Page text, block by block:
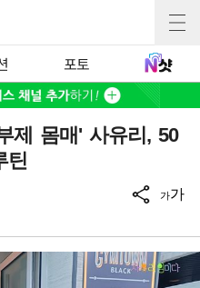
포토
제 몸매' 사유리, 50
틴
가가